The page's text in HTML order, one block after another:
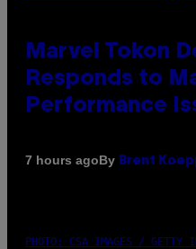
Marvel Tokon
Responds to
Performance
7 hours agoBy Brent
PHOTO: CSA IMAGES / GETTY